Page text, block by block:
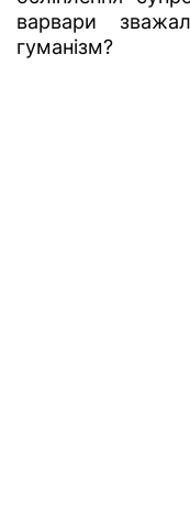
варвари
гуманізм?